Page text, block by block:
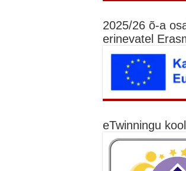
2025/26 õ-a
erinevatel
eTwinningu kool